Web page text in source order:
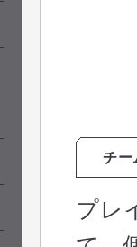
チー
プレ